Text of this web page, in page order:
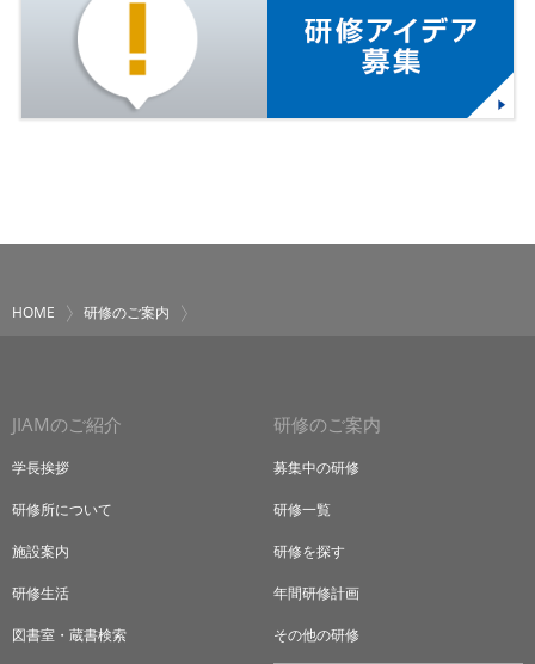
HOME 研修のご案内
JIAMのご紹介
学長挨拶
研修所について
施設案内
研修生活
図書室・蔵書検索
研修のご案内
募集中の研修
研修一覧
研修を探す
年間研修計画
その他の研修